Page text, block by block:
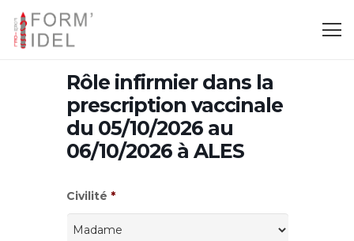
Rôle infirmier dans la
prescription vaccinale
du 05/10/2026 au
06/10/2026 à ALES
Civilité *